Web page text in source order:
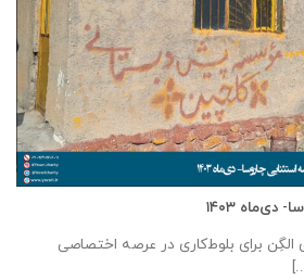
۱۴۰۳
برای بلوط‌کاری در عرصه اختصاصی